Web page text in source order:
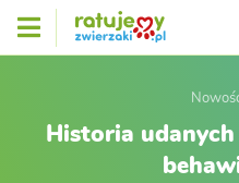
Historia